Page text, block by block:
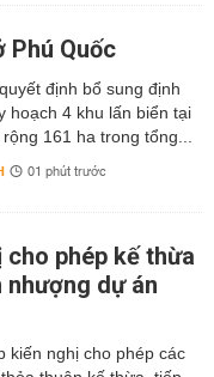
Phú Quốc
định bổ sung định
hoạch 4 khu lấn biển tại
rộng 161 ha trong tổng...
01 phút trước
phép kế thừa
nhượng dự án
kiến nghị cho phép các